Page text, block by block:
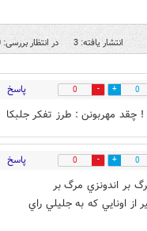
انتشار یافته: 3 در انتظار بررسی: 0
0
0 پاسخ
چقد مهربونن : طرز تفکر جلبکا
0
0 پاسخ
بر اندونزي مرگ بر
اونايي كه به جليلي راي